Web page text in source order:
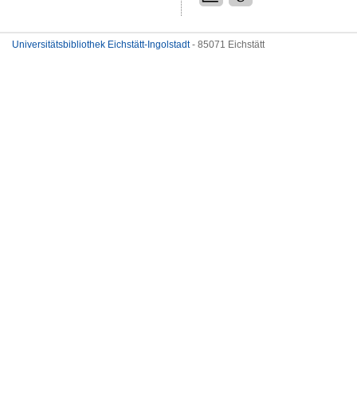
Universitätsbibliothek Eichstätt-Ingolstadt- 85071 Eichstätt